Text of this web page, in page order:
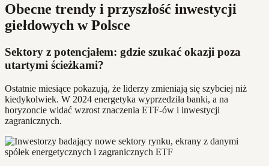
Obecne trendy i przyszłość inwestycji
giełdowych w Polsce
Sektory z potencjałem: gdzie szukać okazji poza
utartymi ścieżkami?
Ostatnie miesiące pokazują, że liderzy zmieniają się szybciej niż
kiedykolwiek. W 2024 energetyka wyprzedziła banki, a na
horyzoncie widać wzrost znaczenia ETF-ów i inwestycji
zagranicznych.